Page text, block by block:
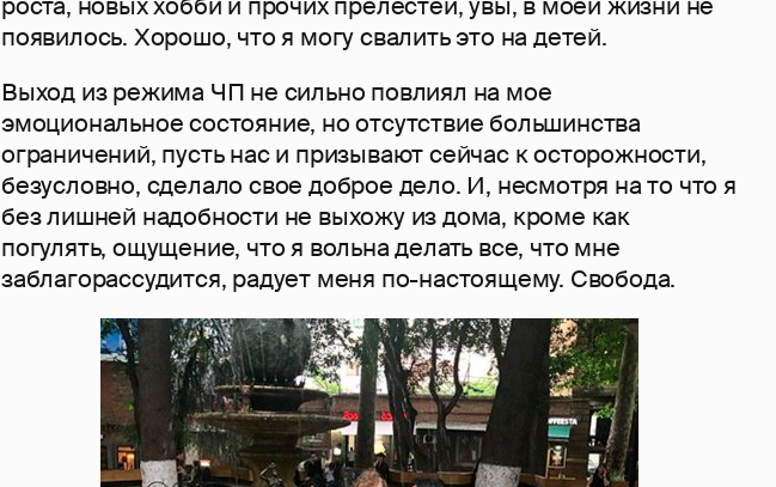
появилось. Хорошо, что я могу свалить это на детей.
Выход из режима ЧП не сильно повлиял на мое
эмоциональное состояние, но отсутствие большинства
ограничений, пусть нас и призывают сейчас к осторожности,
безусловно, сделало свое доброе дело. И, несмотря на то что я
без лишней надобности не выхожу из дома, кроме как
погулять, ощущение, что я вольна делать все, что мне
заблагорассудится, радует меня по-настоящему. Свобода.